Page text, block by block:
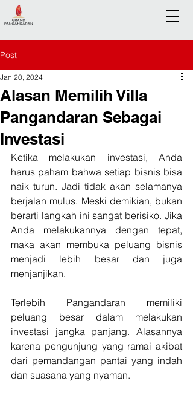
Post
Alasan Memilih Villa
Pangandaran Sebagai
Investasi
Jan 20, 2024
Ketika melakukan investasi, Anda
harus paham bahwa setiap bisnis bisa
naik turun. Jadi tidak akan selamanya
berjalan mulus. Meski demikian, bukan
berarti langkah ini sangat berisiko. Jika
Anda melakukannya dengan tepat,
maka akan membuka peluang bisnis
menjadi lebih besar dan juga
menjanjikan.
Terlebih Pangandaran memiliki
peluang besar dalam melakukan
investasi jangka panjang. Alasannya
karena pengunjung yang ramai akibat
dari pemandangan pantai yang indah
dan suasana yang nyaman.